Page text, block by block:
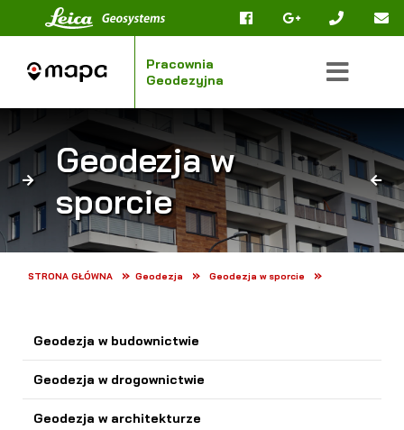
Pracownia
Geodezyjna
FIRMA
Geodezja w
sporcie
STRONA GŁÓWNA » Geodezja » Geodezja w sporcie »
Geodezja w budownictwie
Geodezja w drogownictwie
Geodezja w architekturze